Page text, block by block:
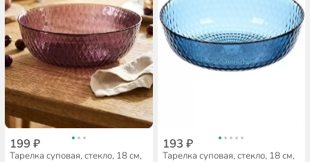
199 ₽
Тарелка суповая, стекло, 18 см,
193 ₽
Тарелка суповая, стекло, 18 см,